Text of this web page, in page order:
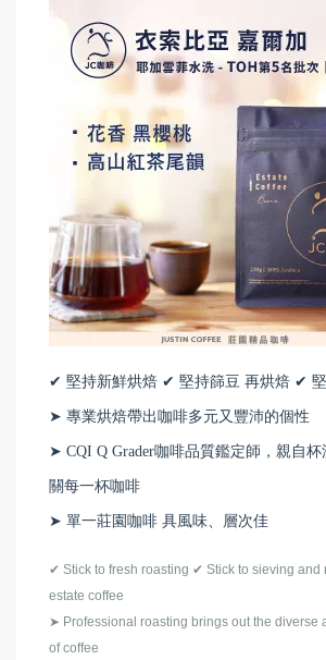
✔ 堅持新鮮烘焙 ✔ 堅持篩豆 再烘焙 ✔
➤ 專業烘焙帶出咖啡多元又豐沛的個性
➤ CQI Q Grader咖啡品質鑑定師，親自
關每一杯咖啡
➤ 單一莊園咖啡 具風味、層次佳
✔ Stick to fresh roasting ✔ Stick to sieving and
estate coffee
➤ Professional roasting brings out the diverse
of coffee